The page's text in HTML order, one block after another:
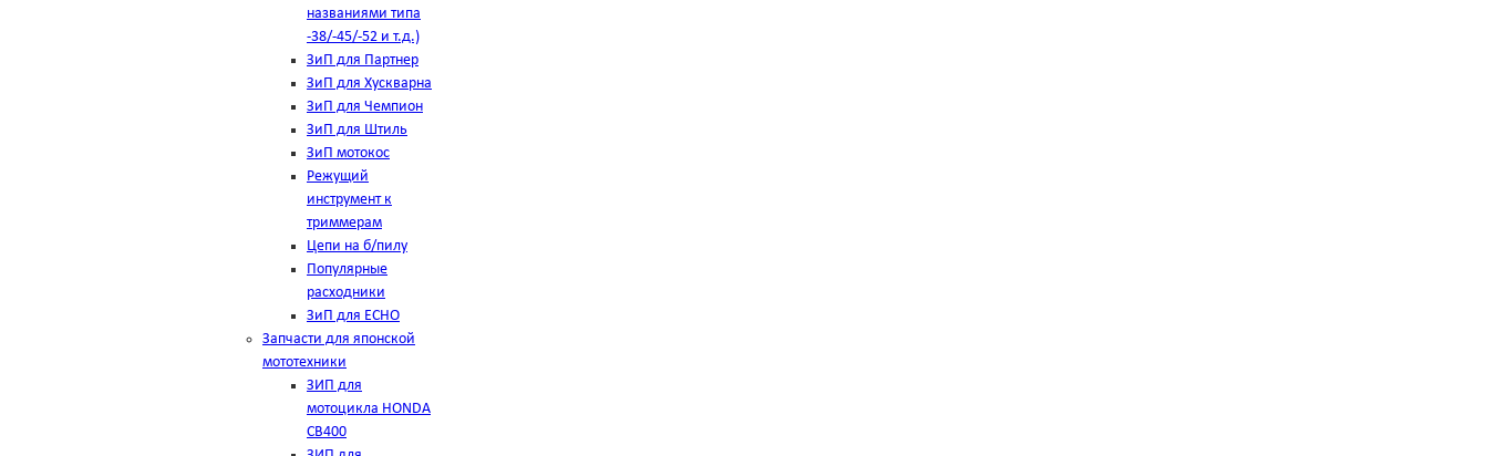
названиями типа
-38/-45/-52 и т.д.)
ЗиП для Партнер
ЗиП для Хускварна
ЗиП для Чемпион
ЗиП для Штиль
ЗиП мотокос
Режущий
инструмент к
триммерам
Цепи на б/пилу
Популярные
расходники
ЗиП для ЕСНО
Запчасти для японской
мототехники
ЗИП для
мотоцикла HONDA
CB400